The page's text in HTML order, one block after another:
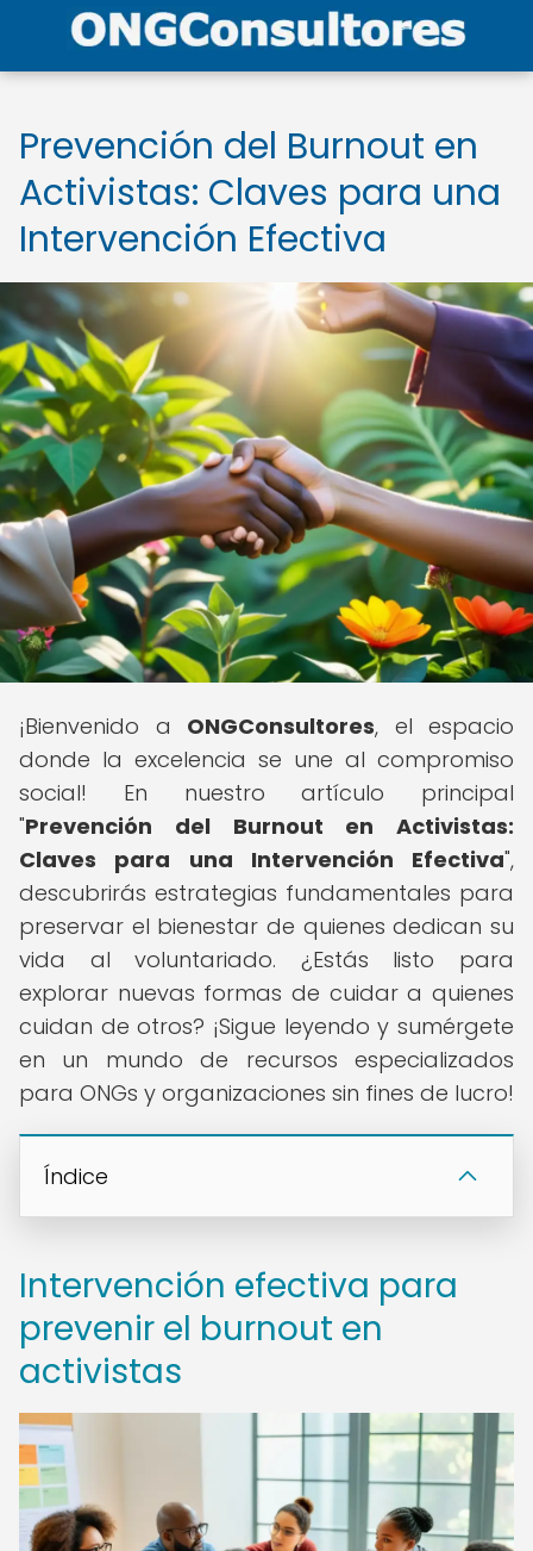
Prevención del Burnout en
Activistas: Claves para una
Intervención Efectiva
¡Bienvenido a ONGConsultores, el espacio
donde la excelencia se une al compromiso
social! En nuestro artículo principal
"Prevención del Burnout en Activistas:
Claves para una Intervención Efectiva",
descubrirás estrategias fundamentales para
preservar el bienestar de quienes dedican su
vida al voluntariado. ¿Estás listo para
explorar nuevas formas de cuidar a quienes
cuidan de otros? ¡Sigue leyendo y sumérgete
en un mundo de recursos especializados
para ONGs y organizaciones sin fines de lucro!
Índice
Intervención efectiva para
prevenir el burnout en
activistas